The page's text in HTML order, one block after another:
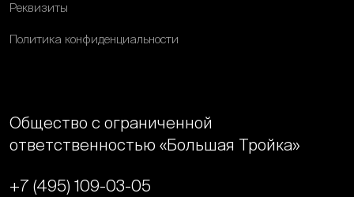
Реквизиты
Политика конфиденциальности
Общество с ограниченной
ответственностью «Большая Тройка»
+7 (495) 109-03-05